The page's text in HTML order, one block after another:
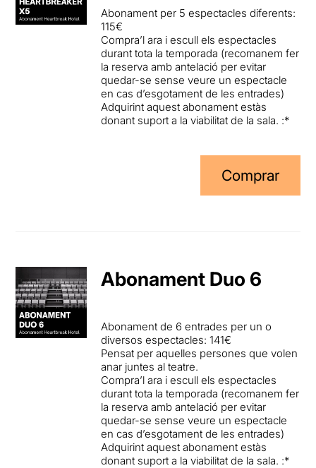
Abonament per 5 espectacles diferents:
115€
Compra’l ara i escull els espectacles
durant tota la temporada (recomanem fer
la reserva amb antelació per evitar
quedar-se sense veure un espectacle
en cas d’esgotament de les entrades)
Adquirint aquest abonament estàs
donant suport a la viabilitat de la sala. :*
Comprar
Abonament Duo 6
Abonament de 6 entrades per un o
diversos espectacles: 141€
Pensat per aquelles persones que volen
anar juntes al teatre.
Compra’l ara i escull els espectacles
durant tota la temporada (recomanem fer
la reserva amb antelació per evitar
quedar-se sense veure un espectacle
en cas d’esgotament de les entrades)
Adquirint aquest abonament estàs
donant suport a la viabilitat de la sala. :*